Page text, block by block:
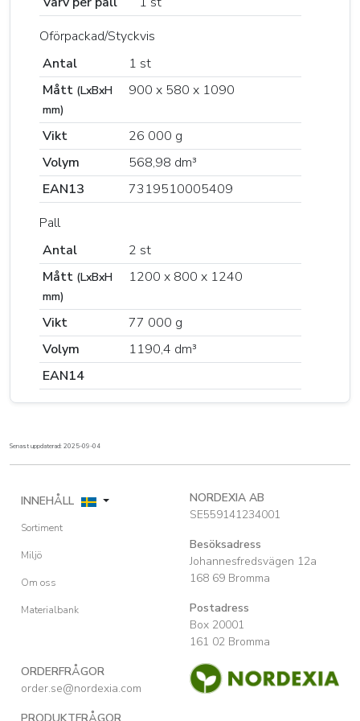
Oförpackad/Styckvis
Antal
1 st
Mått (LxBxH
mm)
900 x 580 x 1090
Vikt
26 000 g
Volym
568,98 dm³
EAN13
7319510005409
Pall
Antal
2 st
Mått (LxBxH
mm)
1200 x 800 x 1240
Vikt
77 000 g
Volym
1190,4 dm³
EAN14
Senast uppdaterad: 2025-09-04
INNEHÅLL
Sortiment
Miljö
Om oss
Materialbank
NORDEXIA AB
SE559141234001
Besöksadress
Johannesfredsvägen 12a
168 69 Bromma
Postadress
Box 20001
161 02 Bromma
ORDERFRÅGOR
order.se@nordexia.com